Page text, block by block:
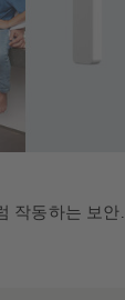
작동하는 보안.